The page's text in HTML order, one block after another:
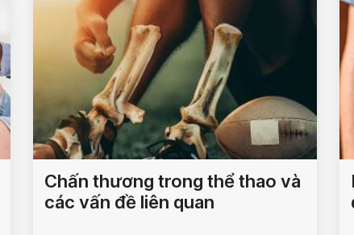
Chấn thương trong thể thao và
các vấn đề liên quan